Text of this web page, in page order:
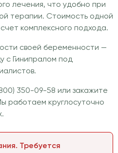
лечения, что удобно при
терапии. Стоимость одной
комплексного подхода.
своей беременности —
с Гинипралом под
350-09-58 или закажите
работаем круглосуточно
Требуется